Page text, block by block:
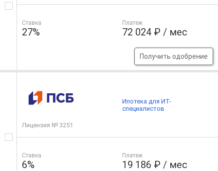
Ставка
27%
Платеж
72 024 ₽ / мес
Получить одобрение
Лицензия № 3251
Ставка
6%
Платеж
19 186 ₽ / мес
Ипотека для ИТ-
специалистов